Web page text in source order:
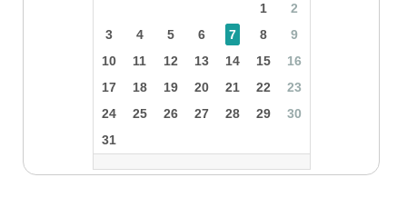
1
2
3
4 5 6 7 8
9
10
11 12 13 14 15
16
17
18 19 20 21 22
23
24
25 26 27 28 29
30
31